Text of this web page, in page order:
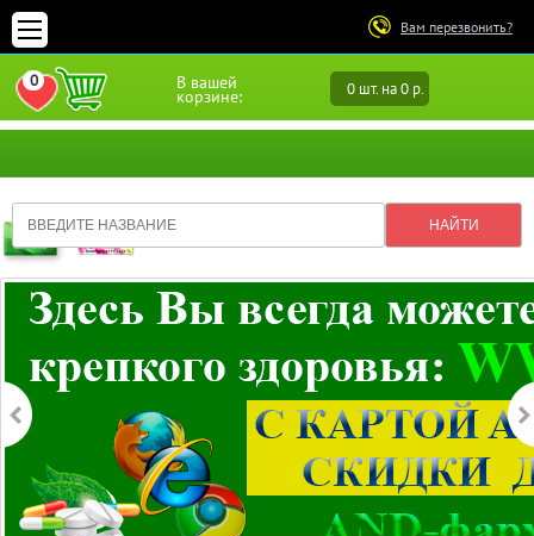
Вам перезвонить?
В вашей
корзине: 0 шт. на 0 р.
0
ПЕРЕЙТИ В ИЗБРАННОЕ